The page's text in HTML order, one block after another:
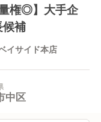
権◎】大手企
補
イサイド本店
中区